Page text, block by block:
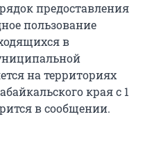
предоставления
пользование
в
на территориях
края с 1
в сообщении.